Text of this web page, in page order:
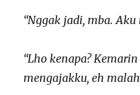
“Nggak jadi, mba.
“Lho kenapa?
mengajakku, eh